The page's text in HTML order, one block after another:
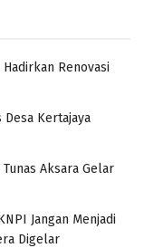
Renovasi
Kertajaya
Aksara Gelar
Jangan Menjadi
Digelar